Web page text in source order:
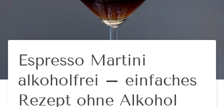
Espresso Martini
alkoholfrei – einfaches
Rezept ohne Alkohol